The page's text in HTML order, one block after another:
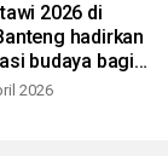
2026 di
hadirkan
budaya bagi
2026